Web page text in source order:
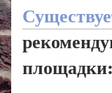
площадки: